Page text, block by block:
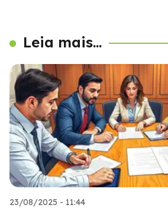
Leia mais...
23/08/2025 - 11:44